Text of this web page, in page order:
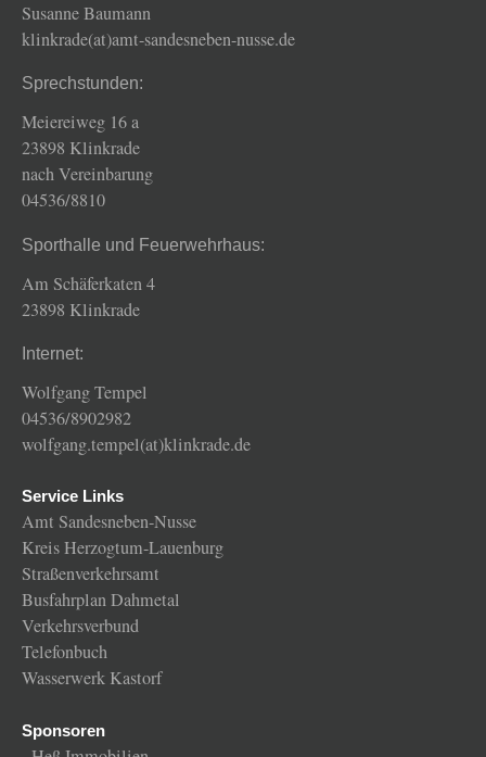
Susanne Baumann
klinkrade(at)amt-sandesneben-nusse.de
Sprechstunden:
Meiereiweg 16 a
23898 Klinkrade
nach Vereinbarung
04536/8810
Sporthalle und Feuerwehrhaus:
Am Schäferkaten 4
23898 Klinkrade
Internet:
Wolfgang Tempel
04536/8902982
wolfgang.tempel(at)klinkrade.de
Service Links
Amt Sandesneben-Nusse
Kreis Herzogtum-Lauenburg
Straßenverkehrsamt
Busfahrplan Dahmetal
Verkehrsverbund
Telefonbuch
Wasserwerk Kastorf
Sponsoren